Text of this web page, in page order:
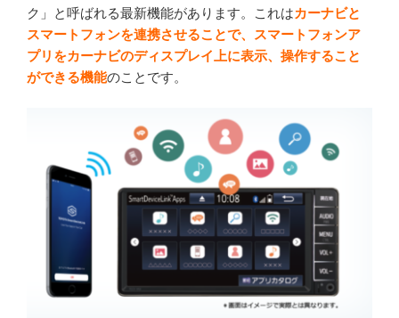
ク」と呼ばれる最新機能があります。これはカーナビと
スマートフォンを連携させることで、スマートフォンア
プリをカーナビのディスプレイ上に表示、操作すること
ができる機能のことです。